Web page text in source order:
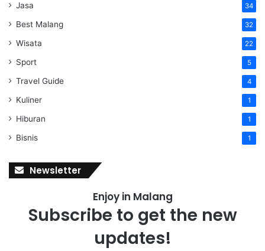
Jasa 34
Best Malang 32
Wisata 22
Sport 5
Travel Guide 4
Kuliner 1
Hiburan 1
Bisnis 1
Newsletter
Enjoy in Malang
Subscribe to get the new
updates!